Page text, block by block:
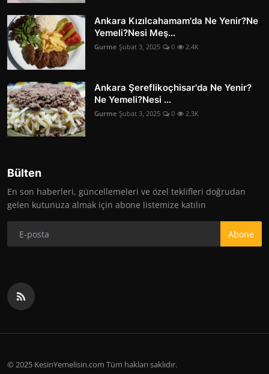
Ankara Kızılcahamam'da Ne Yenir?Ne
Yemeli?Nesi Meş...
Gurme Şubat 3, 2025 0 2.4K
Ankara Şereflikoçhisar'da Ne Yenir?
Ne Yemeli?Nesi ...
Gurme Şubat 3, 2025 0 2.3K
Bülten
En son haberleri, güncellemeleri ve özel teklifleri doğrudan
gelen kutunuza almak için abone listemize katılın
Abone
© 2025 KesinYemelisin.com Tüm hakları saklıdır.